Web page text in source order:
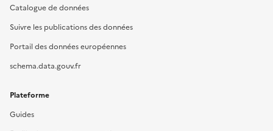
Catalogue de données
Suivre les publications des données
Portail des données européennes
schema.data.gouv.fr
Plateforme
Guides